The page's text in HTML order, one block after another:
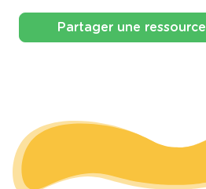
Partager une ressource